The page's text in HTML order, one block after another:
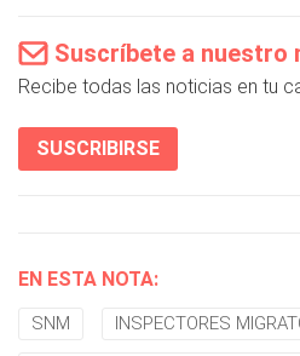
Suscríbete a nuestro
Recibe todas las noticias en tu
SUSCRIBIRSE
EN ESTA NOTA:
SNM INSPECTORES